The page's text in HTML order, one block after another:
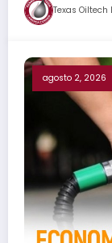
Texas Oiltech
agosto 2, 2026